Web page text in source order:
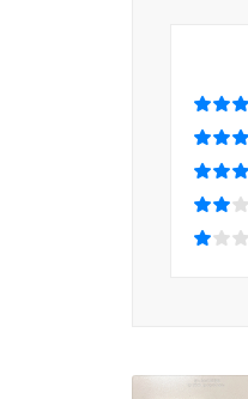
하찮고도 위
“우리가 붙들
우리를 붙들
-라이너 마리
마리아나 레
윙윙 요란한